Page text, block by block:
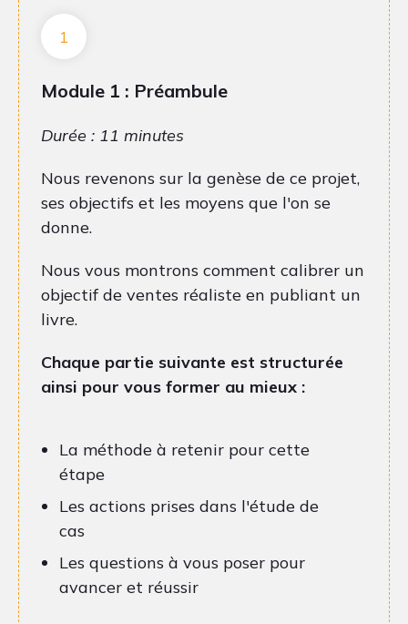
1
Module 1 : Préambule
Durée : 11 minutes
Nous revenons sur la genèse de ce projet,
ses objectifs et les moyens que l'on se
donne.
Nous vous montrons comment calibrer un
objectif de ventes réaliste en publiant un
livre.
Chaque partie suivante est structurée
ainsi pour vous former au mieux :
La méthode à retenir pour cette
étape
Les actions prises dans l'étude de
cas
Les questions à vous poser pour
avancer et réussir